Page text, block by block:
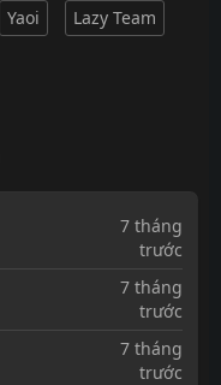
Yaoi Lazy Team
7 tháng
trước
7 tháng
trước
7 tháng
trước